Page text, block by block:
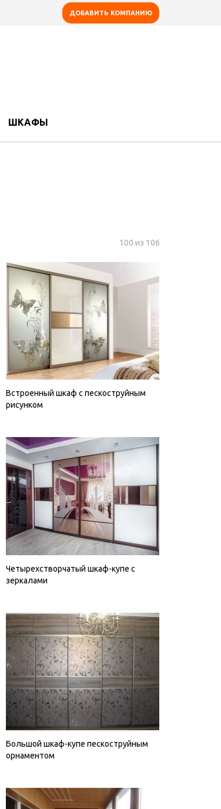
ДОБАВИТЬ КОМПАНИЮ
ШКАФЫ
100 из 106
Встроенный шкаф с пескоструйным
рисунком
Четырехстворчатый шкаф-купе с
зеркалами
Большой шкаф-купе пескоструйным
орнаментом